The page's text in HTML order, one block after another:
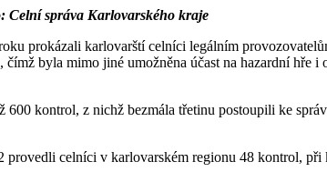
Celní správa Karlovarského kraje
prokázali karlovarští celníci legálním
byla mimo jiné umožněna účast na hazardní hře i
kontrol, z nichž bezmála třetinu postoupili ke
celníci v karlovarském regionu 48 kontrol,